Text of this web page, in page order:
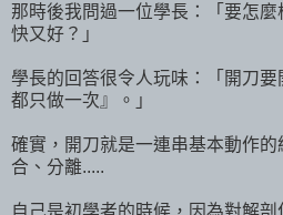
那時後我問過一位學長：「要怎
快又好？」
學長的回答很令人玩味：「開刀
都只做一次』。」
確實，開刀就是一連串基本動作
合、分離.....
自己是初學者的時候，因為對解